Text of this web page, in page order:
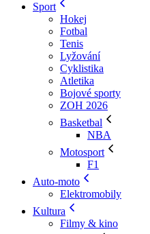
Sport
Hokej
Fotbal
Tenis
Lyžování
Cyklistika
Atletika
Bojové sporty
ZOH 2026
Basketbal
NBA
Motosport
F1
Auto-moto
Elektromobily
Kultura
Filmy & kino